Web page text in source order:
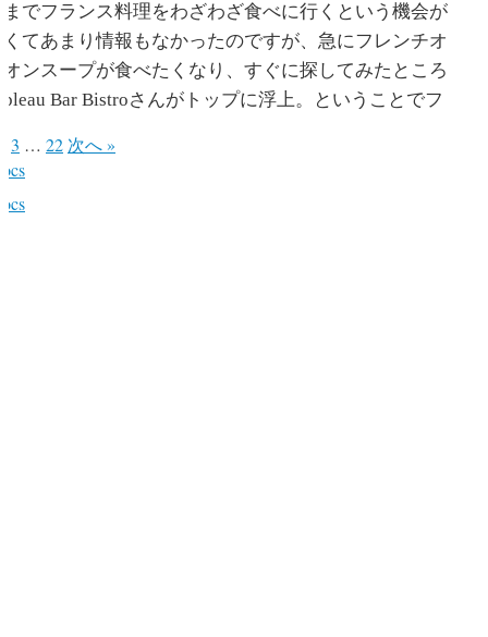
でフランス料理をわざわざ食べに行くという機会が
てあまり情報もなかったのですが、急にフレンチオ
ンスープが食べたくなり、すぐに探してみたところ
Bar Bistroさんがトップに浮上。ということでフ
3 … 22 次へ »